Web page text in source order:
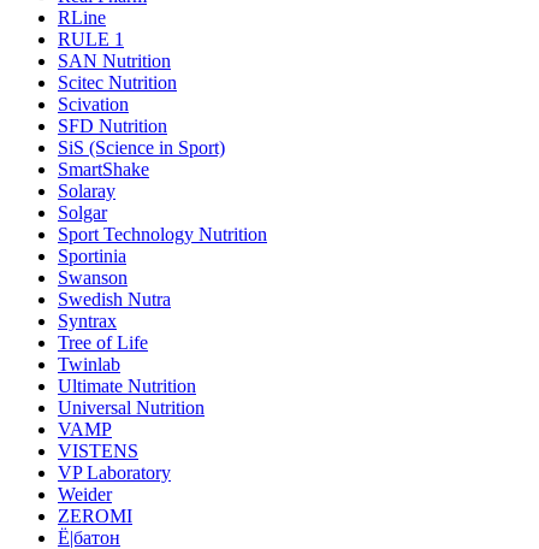
RLine
RULE 1
SAN Nutrition
Scitec Nutrition
Scivation
SFD Nutrition
SiS (Science in Sport)
SmartShake
Solaray
Solgar
Sport Technology Nutrition
Sportinia
Swanson
Swedish Nutra
Syntrax
Tree of Life
Twinlab
Ultimate Nutrition
Universal Nutrition
VAMP
VISTENS
VP Laboratory
Weider
ZEROMI
Ё|батон